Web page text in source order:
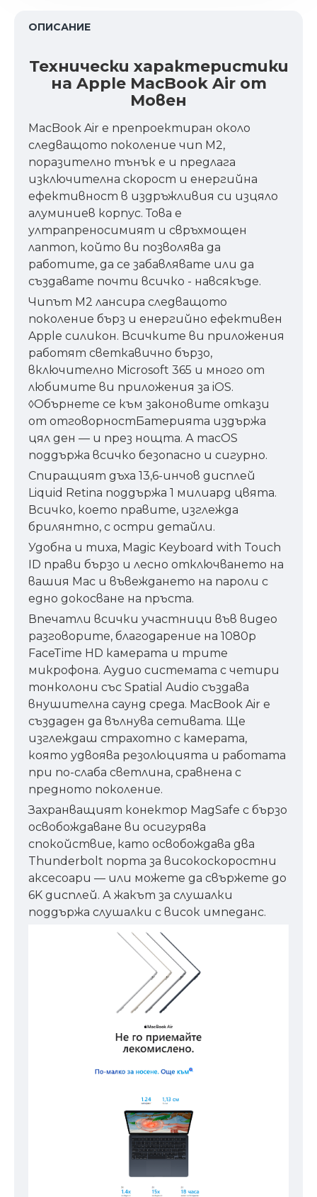
ОПИСАНИЕ
Технически характеристики
на Apple MacBook Air от
Мовен
MacBook Air е препроектиран около
следващото поколение чип M2,
поразително тънък е и предлага
изключителна скорост и енергийна
ефективност в издръжливия си изцяло
алуминиев корпус. Това е
ултрапреносимият и свръхмощен
лаптоп, който ви позволява да
работите, да се забавлявате или да
създавате почти всичко - навсякъде.
Чипът M2 лансира следващото
поколение бърз и енергийно ефективен
Apple силикон. Всичките ви приложения
работят светкавично бързо,
включително Microsoft 365 и много от
любимите ви приложения за iOS.
◊Обърнете се към законовите откази
от отговорностБатерията издържа
цял ден — и през нощта. А macOS
поддържа всичко безопасно и сигурно.
Спиращият дъха 13,6-инчов дисплей
Liquid Retina поддържа 1 милиард цвята.
Всичко, което правите, изглежда
брилянтно, с остри детайли.
Удобна и тиха, Magic Keyboard with Touch
ID прави бързо и лесно отключването на
вашия Mac и въвеждането на пароли с
едно докосване на пръста.
Впечатли всички участници във видео
разговорите, благодарение на 1080p
FaceTime HD камерата и трите
микрофона. Аудио системата с четири
тонколони със Spatial Audio създава
внушителна саунд среда. MacBook Air е
създаден да вълнува сетивата. Ще
изглеждаш страхотно с камерата,
която удвоява резолюцията и работата
при по-слаба светлина, сравнена с
предното поколение.
Захранващият конектор MagSafe с бързо
освобождаване ви осигурява
спокойствие, като освобождава два
Thunderbolt порта за високоскоростни
аксесоари — или можете да свържете до
6K дисплей. А жакът за слушалки
поддържа слушалки с висок импеданс.